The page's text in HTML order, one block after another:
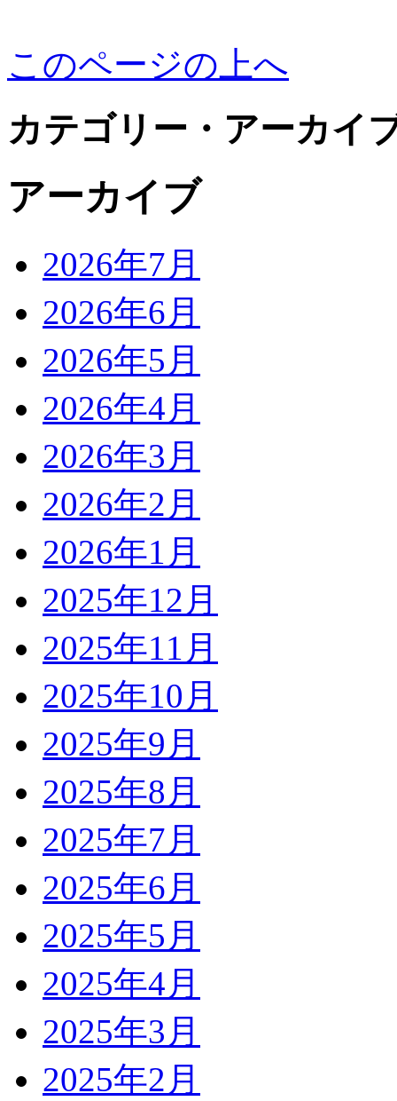
このページの上へ
カテゴリー・アーカイ
アーカイブ
2026年7月
2026年6月
2026年5月
2026年4月
2026年3月
2026年2月
2026年1月
2025年12月
2025年11月
2025年10月
2025年9月
2025年8月
2025年7月
2025年6月
2025年5月
2025年4月
2025年3月
2025年2月